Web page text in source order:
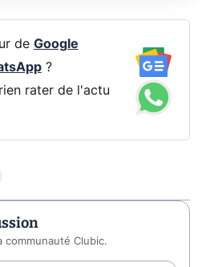
de Google
?
rater de l'actu
communauté Clubic.